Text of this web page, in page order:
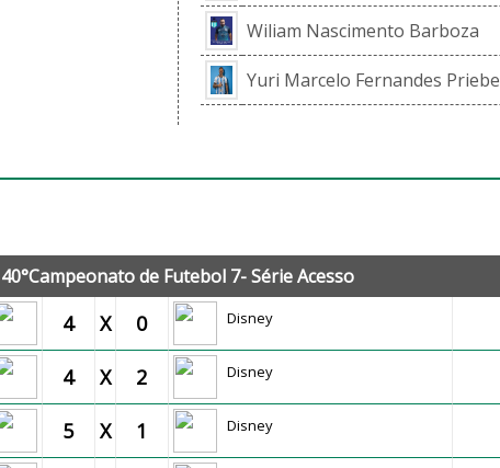
Wiliam Nascimento Barboza
Yuri Marcelo Fernandes Priebe
40°Campeonato de Futebol 7- Série Acesso
4 X 0 Disney
4 X 2 Disney
5 X 1 Disney